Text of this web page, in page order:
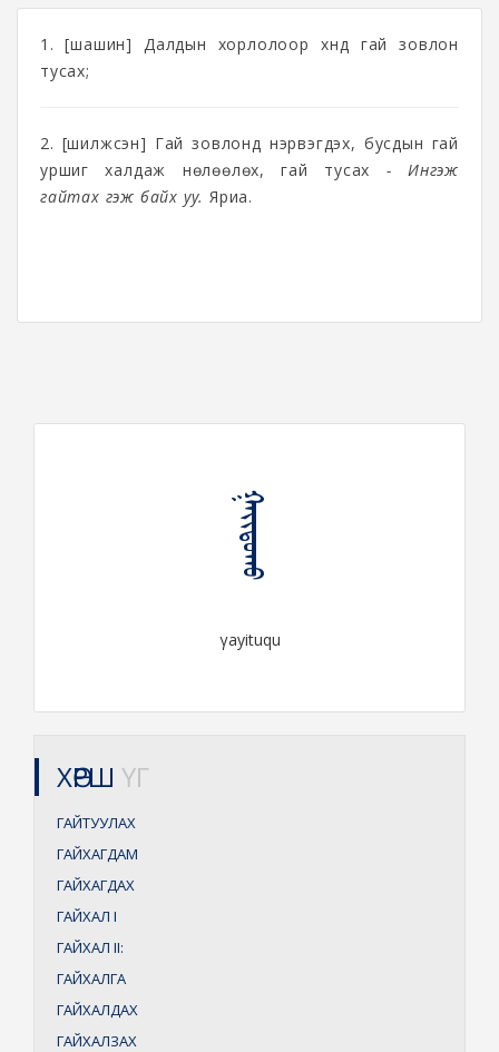
1. [шашин] Далдын хорлолоор хүнд гай зовлон
тусах;
2. [шилжсэн] Гай зовлонд нэрвэгдэх, бусдын гай
уршиг халдаж нөлөөлөх, гай тусах - Ингэж
гайтах гэж байх уу. Яриа.
ᠭᠠᠶᠢᠲᠤᠬᠤ
γayituqu
ХӨРШ ҮГ
ГАЙТУУЛАХ
ГАЙХАГДАМ
ГАЙХАГДАХ
ГАЙХАЛ I
ГАЙХАЛ II:
ГАЙХАЛГА
ГАЙХАЛДАХ
ГАЙХАЛЗАХ